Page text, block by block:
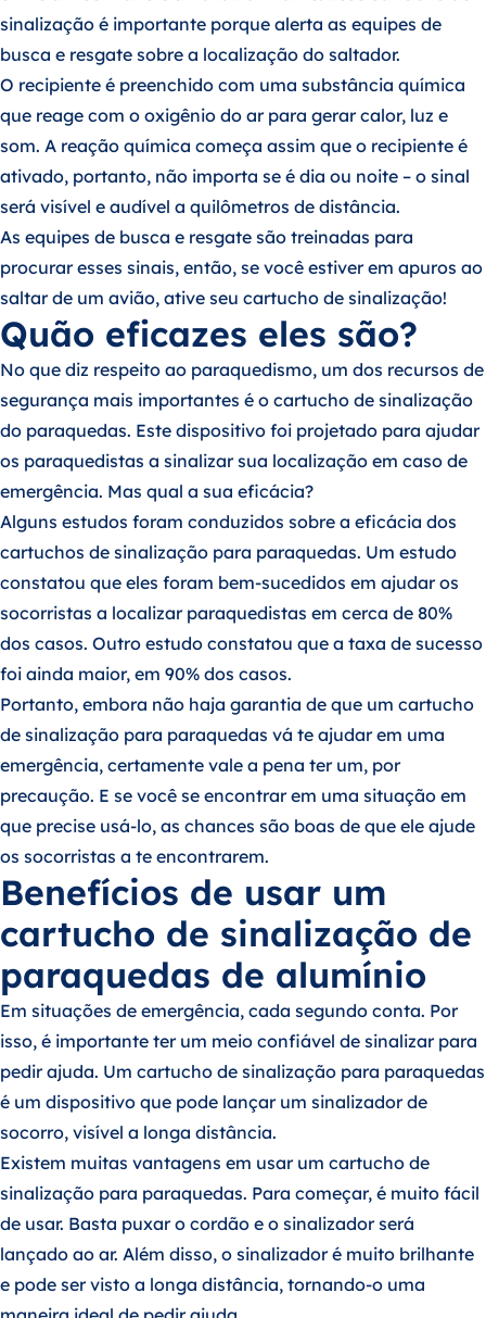
sinalização é importante porque alerta as equipes de
busca e resgate sobre a localização do saltador.
O recipiente é preenchido com uma substância química
que reage com o oxigênio do ar para gerar calor, luz e
som. A reação química começa assim que o recipiente é
ativado, portanto, não importa se é dia ou noite – o sinal
será visível e audível a quilômetros de distância.
As equipes de busca e resgate são treinadas para
procurar esses sinais, então, se você estiver em apuros ao
saltar de um avião, ative seu cartucho de sinalização!
Quão eficazes eles são?
No que diz respeito ao paraquedismo, um dos recursos de
segurança mais importantes é o cartucho de sinalização
do paraquedas. Este dispositivo foi projetado para ajudar
os paraquedistas a sinalizar sua localização em caso de
emergência. Mas qual a sua eficácia?
Alguns estudos foram conduzidos sobre a eficácia dos
cartuchos de sinalização para paraquedas. Um estudo
constatou que eles foram bem-sucedidos em ajudar os
socorristas a localizar paraquedistas em cerca de 80%
dos casos. Outro estudo constatou que a taxa de sucesso
foi ainda maior, em 90% dos casos.
Portanto, embora não haja garantia de que um cartucho
de sinalização para paraquedas vá te ajudar em uma
emergência, certamente vale a pena ter um, por
precaução. E se você se encontrar em uma situação em
que precise usá-lo, as chances são boas de que ele ajude
os socorristas a te encontrarem.
Benefícios de usar um
cartucho de sinalização de
paraquedas de alumínio
Em situações de emergência, cada segundo conta. Por
isso, é importante ter um meio confiável de sinalizar para
pedir ajuda. Um cartucho de sinalização para paraquedas
é um dispositivo que pode lançar um sinalizador de
socorro, visível a longa distância.
Existem muitas vantagens em usar um cartucho de
sinalização para paraquedas. Para começar, é muito fácil
de usar. Basta puxar o cordão e o sinalizador será
lançado ao ar. Além disso, o sinalizador é muito brilhante
e pode ser visto a longa distância, tornando-o uma